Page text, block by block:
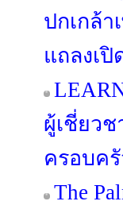
ปกเกล้า
แถลงเปิ
ผู้เชี่ยว
ครอบค
The